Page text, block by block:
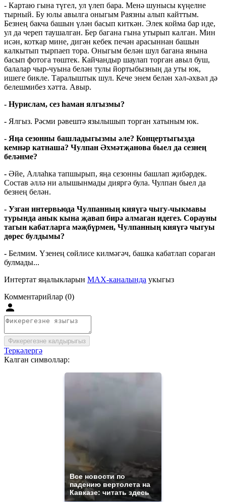
- Картаю гына түгел, ул үлеп бара. Менә шунысы күңелне
тырный. Бу юлы авылга оныгым Раязны алып кайттым.
Безнең бакча башын үлән басып киткән. Элек койма бар иде,
ул да череп таушалган. Бер багана гына утырып калган. Мин
исән, коткар мине, дигән кебек печән арасыннан башын
калкытып тырпаеп тора. Оныгым белән шул багана янына
басып фотога төштек. Кайчандыр шаулап торган авыл буш,
балалар чыр-чуына белән тулы йортыбызның да уты юк,
ишеге бикле. Таралыштык шул. Кече энем белән хәл-әхвәл дә
белешмибез хәтта. Авыр.
- Нурислам, сез һаман ялгызмы?
- Ялгыз. Рәсми рәвештә язылышып торган хатыным юк.
- Яңа сезонны башладыгызмы әле? Концертыгызда
кемнәр катнаша? Чулпан Әхмәтҗанова быел да сезнең
беләнме?
- Әйе, Аллаһка тапшырып, яңа сезонны башлап җибәрдек.
Состав әллә ни алышынмады дияргә була. Чулпан быел да
безнең белән.
- Узган интервьюда Чулпанның кияүгә чыгу-чыкмавы
турында анык кына җавап бирә алмаган идегез. Сорауны
тагын кабатларга мәҗбүрмен, Чулпанның кияүгә чыгуы
дөрес булдымы?
- Белмим. Үзенең сөйлисе килмәгәч, башка кабатлап сораган
булмады...
Интертат яңалыкларын MAX-каналында укыгыз
Комментарийлар (0)
Фикерегезне калдырыгыз
Теркәлергә
Калган символлар:
Все новости по
падению вертолета на
Кавказе: читать здесь